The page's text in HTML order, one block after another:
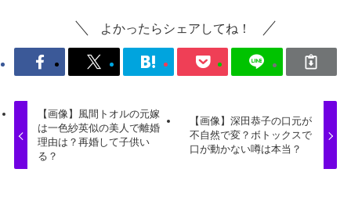
よかったらシェアしてね！
【画像】風間トオルの元嫁
は一色紗英似の美人で離婚
理由は？再婚して子供い
る？
【画像】深田恭子の口元が
不自然で変？ボトックスで
口が動かない噂は本当？